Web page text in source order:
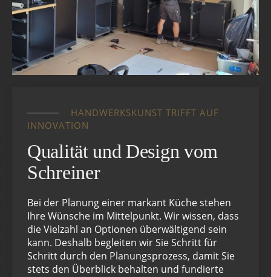
HANDWERKSKUNST TRIFFT AUF
INNOVATION
Qualität und Design vom
Schreiner
Bei der Planung einer markant Küche stehen
Ihre Wünsche im Mittelpunkt. Wir wissen, dass
die Vielzahl an Optionen überwältigend sein
kann. Deshalb begleiten wir Sie Schritt für
Schritt durch den Planungsprozess, damit Sie
stets den Überblick behalten und fundierte